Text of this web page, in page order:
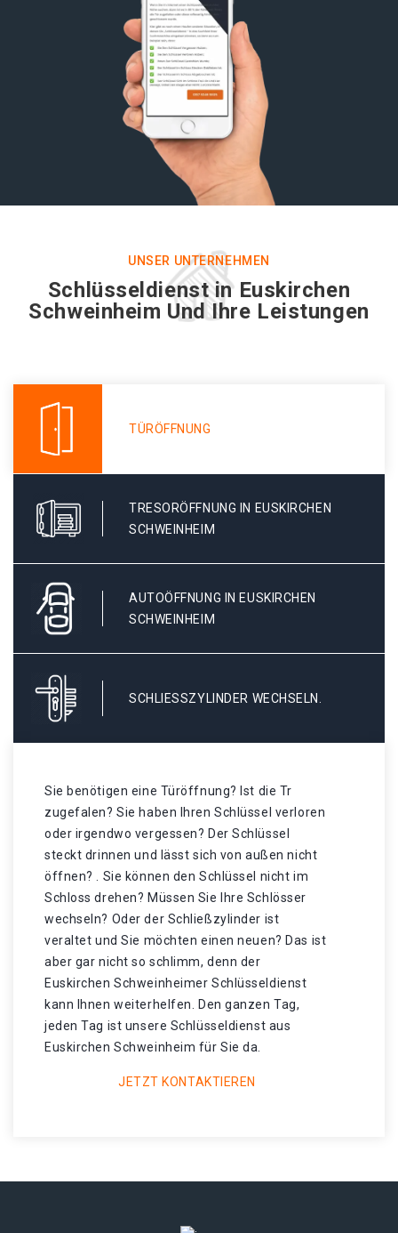
UNSER UNTERNEHMEN
Schlüsseldienst in Euskirchen
Schweinheim Und Ihre Leistungen
TÜRÖFFNUNG
TRESORÖFFNUNG IN EUSKIRCHEN
SCHWEINHEIM
AUTOÖFFNUNG IN EUSKIRCHEN
SCHWEINHEIM
SCHLIESSZYLINDER WECHSELN.
Sie benötigen eine Türöffnung? Ist die Tr
zugefalen? Sie haben Ihren Schlüssel verloren
oder irgendwo vergessen? Der Schlüssel
steckt drinnen und lässt sich von außen nicht
öffnen? . Sie können den Schlüssel nicht im
Schloss drehen? Müssen Sie Ihre Schlösser
wechseln? Oder der Schließzylinder ist
veraltet und Sie möchten einen neuen? Das ist
aber gar nicht so schlimm, denn der
Euskirchen Schweinheimer Schlüsseldienst
kann Ihnen weiterhelfen. Den ganzen Tag,
jeden Tag ist unsere Schlüsseldienst aus
Euskirchen Schweinheim für Sie da.
JETZT KONTAKTIEREN